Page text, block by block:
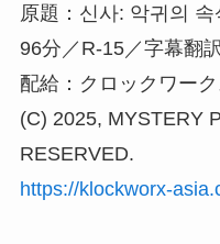
原題：신사: 악귀의
96分／R-15／字幕翻
配給：クロックワーク
(C) 2025, MYSTERY
RESERVED.
https://klockworx-